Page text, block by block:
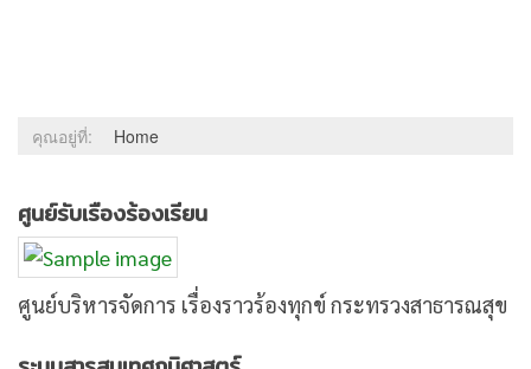
คุณอยู่ที่: Home
ศูนย์รับเรืองร้องเรียน
ศูนย์บริหารจัดการ เรื่องราวร้องทุกข์ กระทรวงสาธารณสุข